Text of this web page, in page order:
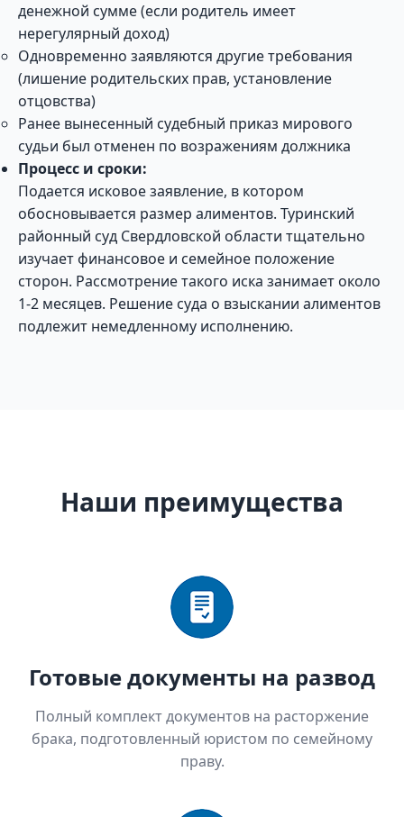
денежной сумме (если родитель имеет
нерегулярный доход)
Одновременно заявляются другие требования
(лишение родительских прав, установление
отцовства)
Ранее вынесенный судебный приказ мирового
судьи был отменен по возражениям должника
Процесс и сроки:
Подается исковое заявление, в котором
обосновывается размер алиментов. Туринский
районный суд Свердловской области тщательно
изучает финансовое и семейное положение
сторон. Рассмотрение такого иска занимает около
1-2 месяцев. Решение суда о взыскании алиментов
подлежит немедленному исполнению.
Наши преимущества
Готовые документы на развод
Полный комплект документов на расторжение
брака, подготовленный юристом по семейному
праву.